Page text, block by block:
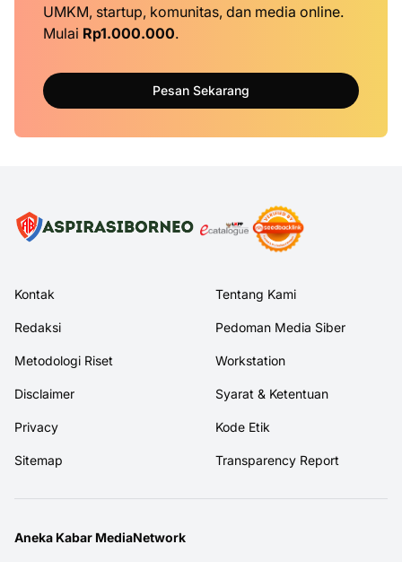
UMKM, startup, komunitas, dan media online.
Mulai Rp1.000.000.
Pesan Sekarang
Kontak Tentang Kami
Redaksi Pedoman Media Siber
Metodologi Riset Workstation
Disclaimer Syarat & Ketentuan
Privacy Kode Etik
Sitemap Transparency Report
Aneka Kabar MediaNetwork